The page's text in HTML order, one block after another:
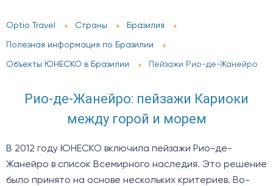
Optio Travel Страны Бразилия
Полезная информация по Бразилии
Объекты ЮНЕСКО в Бразилии Пейзажи Рио-де-Жанейро
Рио-де-Жанейро: пейзажи Кариоки
между горой и морем
В 2012 году ЮНЕСКО включила пейзажи Рио-де-
Жанейро в список Всемирного наследия. Это решение
было принято на основе нескольких критериев. Во-